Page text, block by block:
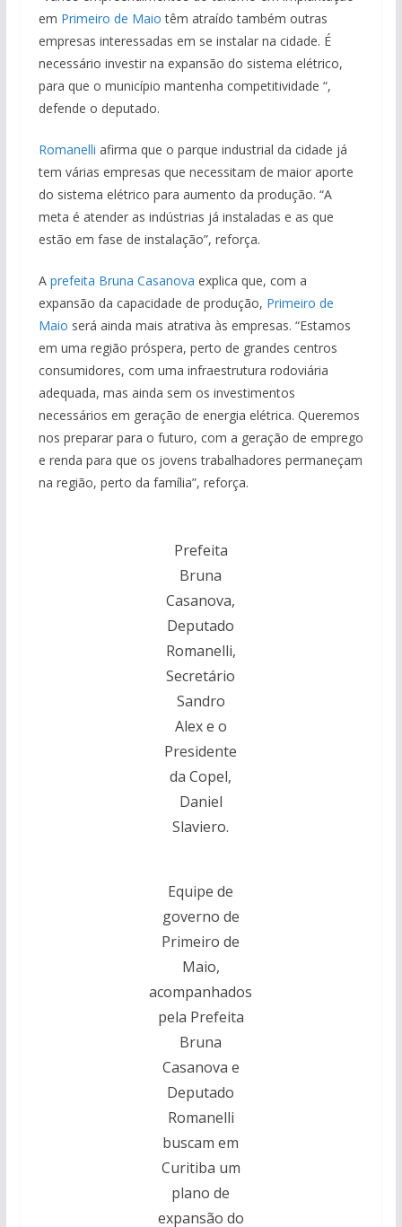
em Primeiro de Maio têm atraído também outras
empresas interessadas em se instalar na cidade. É
necessário investir na expansão do sistema elétrico,
para que o município mantenha competitividade “,
defende o deputado.
Romanelli afirma que o parque industrial da cidade já
tem várias empresas que necessitam de maior aporte
do sistema elétrico para aumento da produção. “A
meta é atender as indústrias já instaladas e as que
estão em fase de instalação”, reforça.
Aprefeita Bruna Casanova explica que, com a
expansão da capacidade de produção, Primeiro de
Maio será ainda mais atrativa às empresas. “Estamos
em uma região próspera, perto de grandes centros
consumidores, com uma infraestrutura rodoviária
adequada, mas ainda sem os investimentos
necessários em geração de energia elétrica. Queremos
nos preparar para o futuro, com a geração de emprego
e renda para que os jovens trabalhadores permaneçam
na região, perto da família”, reforça.
Prefeita
Bruna
Casanova,
Deputado
Romanelli,
Secretário
Sandro
Alex e o
Presidente
da Copel,
Daniel
Slaviero.
Equipe de
governo de
Primeiro de
Maio,
acompanhados
pela Prefeita
Bruna
Casanova e
Deputado
Romanelli
buscam em
Curitiba um
plano de
expansão do